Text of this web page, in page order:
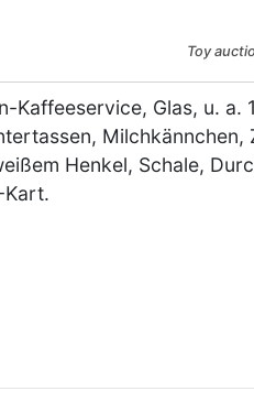
Toy
Kaffeeservice, Glas, u. a.
Henkel, Schale,
Kart.